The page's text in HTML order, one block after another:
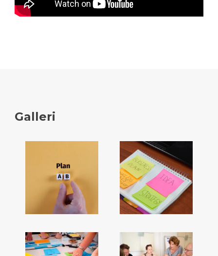
Galleri